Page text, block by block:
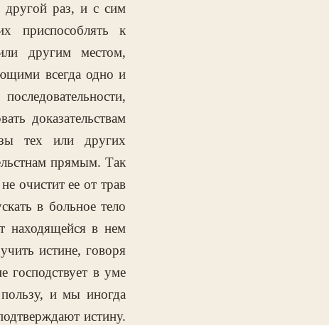
раз, и с сим
приспособлять к
другим местом,
всегда одно и
доказательствам
тех или других
прямым. Так
очистит ее от трав
в больное тело
находящейся в нем
истине, говоря
господствует в уме
и мы иногда
истину.